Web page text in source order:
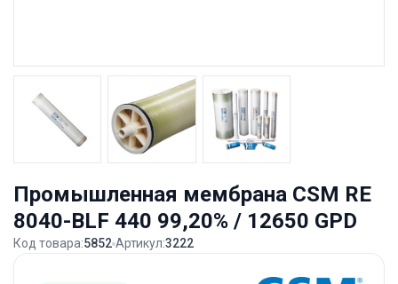
Промышленная мембрана CSM RE
8040-BLF 440 99,20% / 12650 GPD
Код товара:5852 Артикул:3222